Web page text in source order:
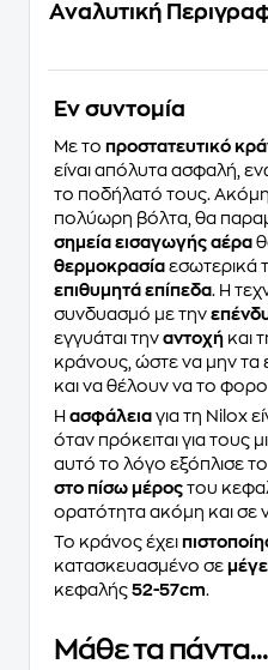
Αναλυτική
Eν συντομία
Με το προστατευτικό
είναι απόλυτα ασφαλή,
το ποδήλατό τους. Ακόμη
πολύωρη βόλτα, θα
σημεία εισαγωγής αέρα
θερμοκρασία εσωτερικά
επιθυμητά επίπεδα. Η
συνδυασμό με την
εγγυάται την αντοχή και
κράνους, ώστε να μην τα
και να θέλουν να το
Η ασφάλεια για τη Nilox
όταν πρόκειται για τους
αυτό το λόγο εξόπλισε
στο πίσω μέρος του
ορατότητα ακόμη και σε
Το κράνος έχει
κατασκευασμένο σε
κεφαλής 52-57cm.
Μάθε τα πάντα...